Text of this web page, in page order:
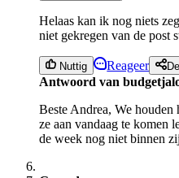
Helaas kan ik nog niets
niet gekregen van de post
Nuttig Reageer
Antwoord van
Beste Andrea, We houden
ze aan vandaag te komen
de week nog niet binnen